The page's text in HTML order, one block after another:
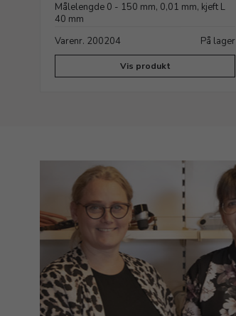
Målelengde 0 - 150 mm, 0,01 mm, kjeft L
40 mm
Varenr. 200204
På lager
Vis produkt